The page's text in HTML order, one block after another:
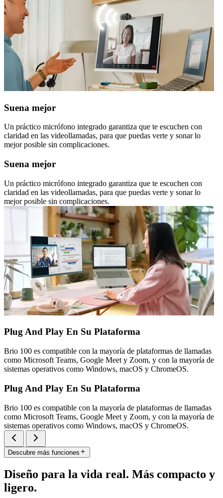
Suena mejor
Un práctico micrófono integrado garantiza que te escuchen con
claridad en las videollamadas, para que puedas verte y sonar lo
mejor posible sin complicaciones.
Suena mejor
Un práctico micrófono integrado garantiza que te escuchen con
claridad en las videollamadas, para que puedas verte y sonar lo
mejor posible sin complicaciones.
Plug And Play En Su Plataforma
Brio 100 es compatible con la mayoría de plataformas de llamadas
como Microsoft Teams, Google Meet y Zoom, y con la mayoría de
sistemas operativos como Windows, macOS y ChromeOS.
Plug And Play En Su Plataforma
Brio 100 es compatible con la mayoría de plataformas de llamadas
como Microsoft Teams, Google Meet y Zoom, y con la mayoría de
sistemas operativos como Windows, macOS y ChromeOS.
Descubre más funciones
Diseño para la vida real. Más compacto y
ligero.